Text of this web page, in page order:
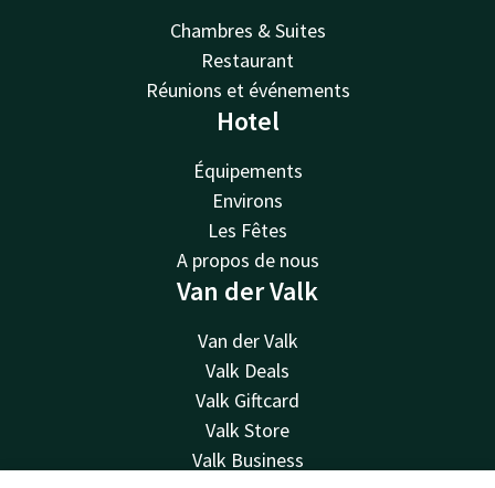
Chambres & Suites
Restaurant
Réunions et événements
Hotel
Équipements
Environs
Les Fêtes
A propos de nous
Van der Valk
Van der Valk
Valk Deals
Valk Giftcard
Valk Store
Valk Business